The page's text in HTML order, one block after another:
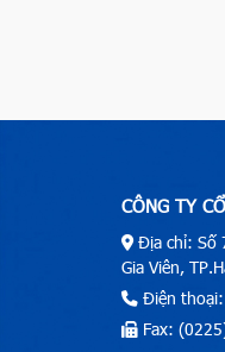
CÔNG TY
Địa chỉ: Số
Gia Viên,
Điện
Fax: